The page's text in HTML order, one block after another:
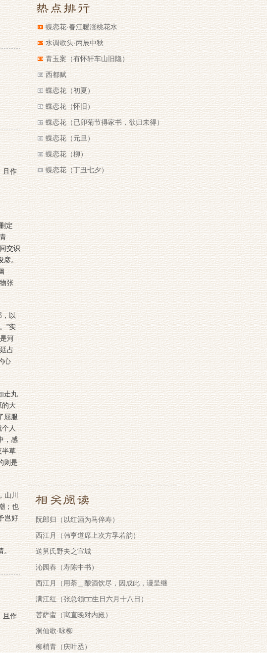
且作
定
交识
彦。
张
，以
”实
河
占
心
走丸
的大
屈服
个人
，感
半草
则是
山川
；也
岂好
。
且作
蝶恋花·春江暖涨桃花水
水调歌头·丙辰中秋
青玉案（有怀轩车山旧隐）
西都赋
蝶恋花（初夏）
蝶恋花（怀旧）
蝶恋花（已卯菊节得家书，欲归未得）
蝶恋花（元旦）
蝶恋花（柳）
蝶恋花（丁丑七夕）
阮郎归（以红酒为马倅寿）
西江月（韩亨道席上次方孚若韵）
送舅氏野夫之宣城
沁园春（寿陈中书）
西江月（用荼＿酿酒饮尽，因成此，谩呈继
韩王炎）
满江红（张总领□□生日六月十八日）
菩萨蛮（寓直晚对内殿）
洞仙歌·咏柳
柳梢青（庆叶丞）